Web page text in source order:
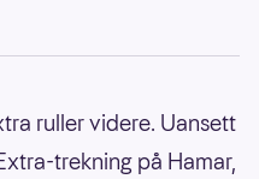
ruller videre. Uansett
trekning på Hamar,